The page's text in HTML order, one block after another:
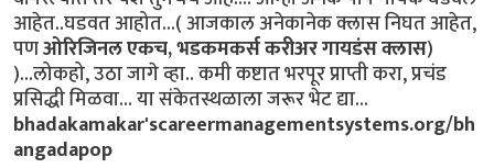
आहेत..घडवत आहोत...( आजकाल अनेकानेक क्लास निघत आहेत,
पणओरिजिनल एकच, भडकमकर्स करीअर गायडंस क्लास)
)...लोकहो, उठा जागे व्हा.. कमी कष्टात भरपूर प्राप्ती करा, प्रचंड
प्रसिद्धी मिळवा... या संकेतस्थळाला जरूर भेट द्या...
bhadakamakar'scareermanagementsystems.org/bh
angadapop